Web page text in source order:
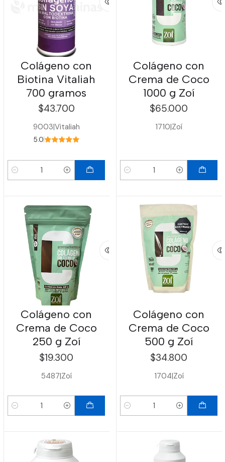
Colágeno con
Biotina Vitaliah
700 gramos
$43.700
9003|Vitaliah
5.0
Cantidad
Colágeno con
Crema de Coco
1000 g Zoí
$65.000
1710|Zoí
Cantidad
Colágeno con
Crema de Coco
250 g Zoí
$19.300
5487|Zoí
Cantidad
Colágeno con
Crema de Coco
500 g Zoí
$34.800
1704|Zoí
Cantidad